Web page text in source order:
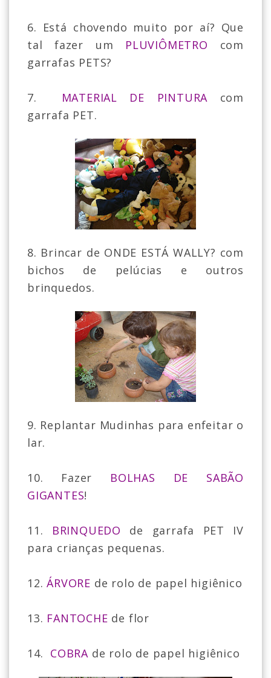
6. Está chovendo muito por aí? Que
tal fazer um PLUVIÔMETRO com
garrafas PETS?
7. MATERIAL DE PINTURA com
garrafa PET.
8. Brincar de ONDE ESTÁ WALLY? com
bichos de pelúcias e outros
brinquedos.
9. Replantar Mudinhas para enfeitar o
lar.
10. Fazer BOLHAS DE SABÃO
GIGANTES!
11. BRINQUEDO de garrafa PET IV
para crianças pequenas.
12.ÁRVORE de rolo de papel higiênico
13. FANTOCHE de flor
14. COBRA de rolo de papel higiênico